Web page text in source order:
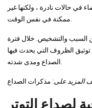
حالات نادرة ، ولكنها غير
السبب والتشخيص. خلال فترة
توثيق الظروف التي يحدث فيها
المزيد على: مذكرات الصداع
لصداع التوتر